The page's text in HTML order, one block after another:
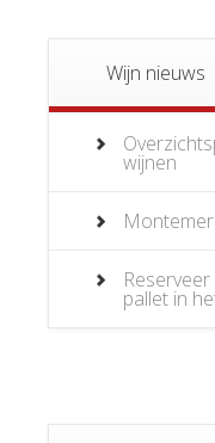
Wijn nieuws
wijnen
pallet in